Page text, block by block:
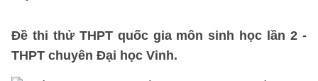
Đề thi thử THPT quốc gia môn sinh học lần 2 -
THPT chuyên Đại học Vinh.